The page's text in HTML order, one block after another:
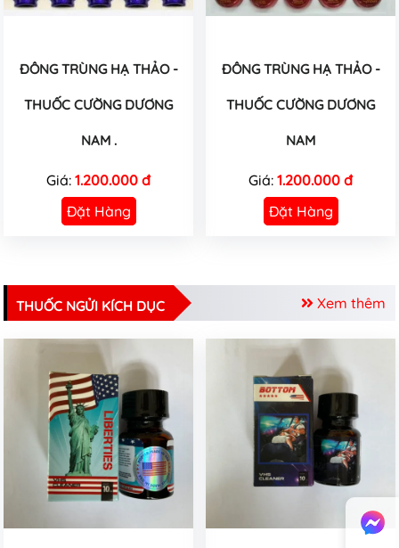
ĐÔNG TRÙNG HẠ THẢO -
THUỐC CƯỜNG DƯƠNG
NAM .
Giá: 1.200.000 đ
Đặt Hàng
ĐÔNG TRÙNG HẠ THẢO -
THUỐC CƯỜNG DƯƠNG
NAM
Giá: 1.200.000 đ
Đặt Hàng
Xem thêm
THUỐC NGỬI KÍCH DỤC